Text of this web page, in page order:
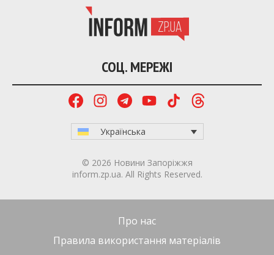
СОЦ. МЕРЕЖІ
Українська
© 2026 Новини Запоріжжя
inform.zp.ua. All Rights Reserved.
Про нас
Правила використання матеріалів